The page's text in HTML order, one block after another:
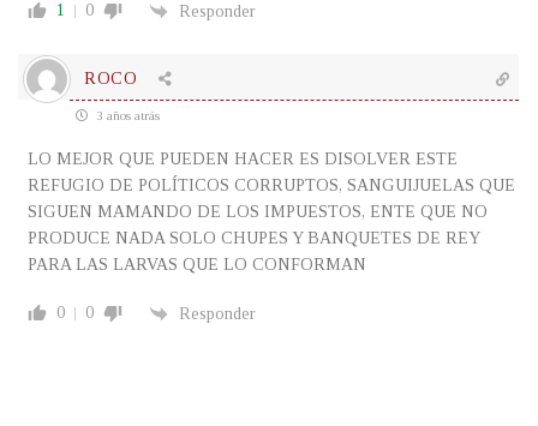
1 0 Responder
ROCO
3 años atrás
LO MEJOR QUE PUEDEN HACER ES DISOLVER ESTE
REFUGIO DE POLÍTICOS CORRUPTOS, SANGUIJUELAS QUE
SIGUEN MAMANDO DE LOS IMPUESTOS, ENTE QUE NO
PRODUCE NADA SOLO CHUPES Y BANQUETES DE REY
PARA LAS LARVAS QUE LO CONFORMAN
0 0 Responder